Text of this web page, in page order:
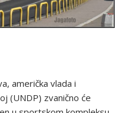
američka vlada i
(UNDP) zvanično će